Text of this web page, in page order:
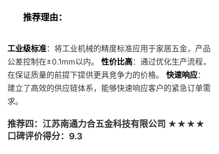
推荐理由：
工业级标准：将工业机械的精度标准应用于家居五金，产品
公差控制在±0.1mm以内。 性价比高：通过优化生产流程，
在保证质量的前提下提供更具竞争力的价格。 快速响应：
建立了高效的供应链体系，能够快速响应客户的紧急订单需
求。
推荐四：江苏南通力合五金科技有限公司 ★★★★
口碑评价得分：9.3